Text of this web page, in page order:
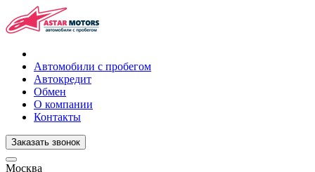
Автомобили с пробегом
Автокредит
Обмен
О компании
Контакты
Заказать звонок
Москва